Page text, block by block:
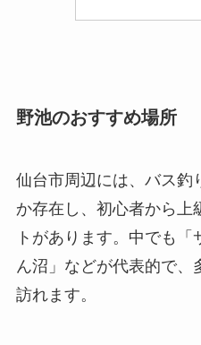
野池のおすすめ場所
仙台市周辺には、バス釣
か存在し、初心者から上
トがあります。中でも
ん沼」などが代表的で、
訪れます。